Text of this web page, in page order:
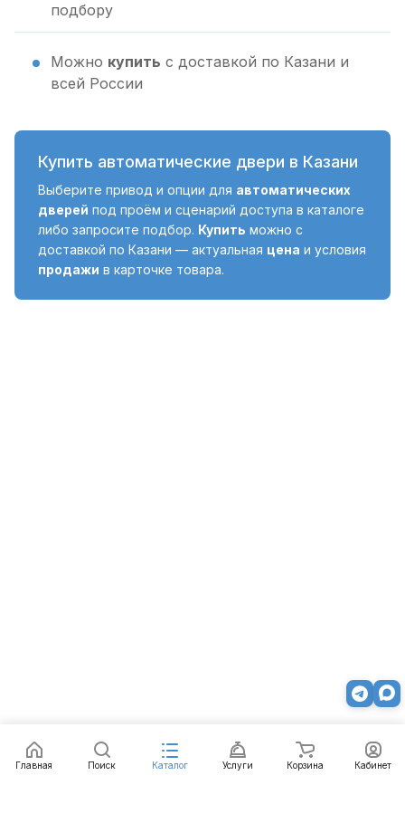
подбору
Можно купить с доставкой по Казани и
всей России
Купить автоматические двери в Казани
Выберите привод и опции для автоматических
дверей под проём и сценарий доступа в каталоге
либо запросите подбор. Купить можно с
доставкой по Казани — актуальная цена и условия
продажи в карточке товара.
Главная Поиск Каталог Услуги Корзина Кабинет